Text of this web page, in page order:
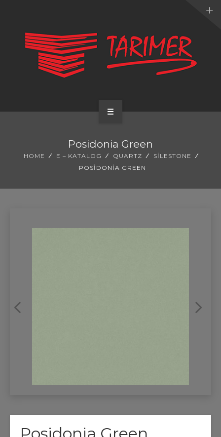
Posidonia Green
HOME E – KATALOG QUARTZ
SILESTONE
POSIDONIA GREEN